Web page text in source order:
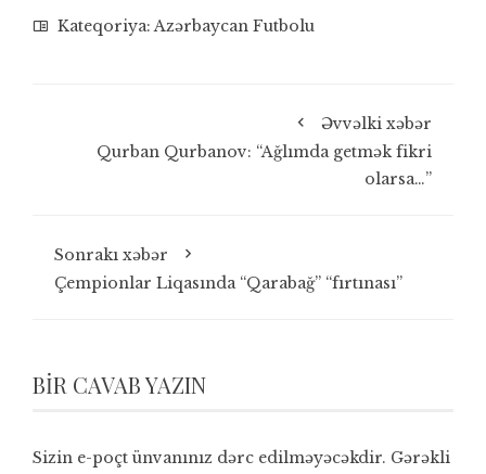
Kateqoriya:Azərbaycan Futbolu
Əvvəlki xəbər
Qurban Qurbanov: “Ağlımda getmək fikri
olarsa…”
Sonrakı xəbər
Çempionlar Liqasında “Qarabağ” “fırtınası”
BIR CAVAB YAZIN
Sizin e-poçt ünvanınız dərc edilməyəcəkdir. Gərəkli